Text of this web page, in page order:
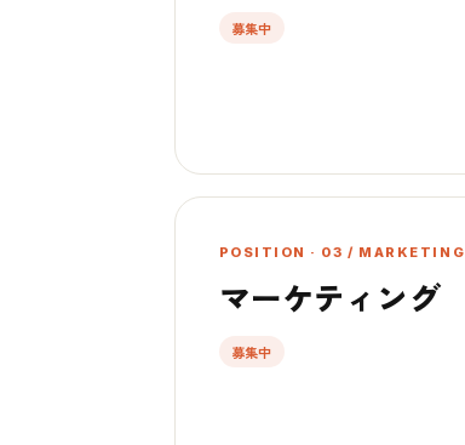
募集中
POSITION · 03 / MARKETING
マーケティング
募集中